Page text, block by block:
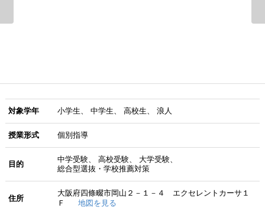
対象学年 小学生 中学生 高校生 浪人
授業形式 個別指導
目的
中学受験 高校受験
大学受験
総合型選抜・学校推薦対策
住所
大阪府四條畷市岡山２－１－４ エクセレントカーサ１
Ｆ
地図を見る